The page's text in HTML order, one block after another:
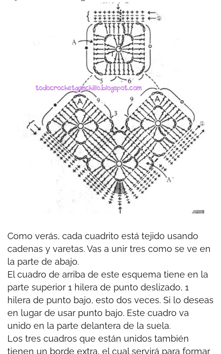
Como verás, cada cuadrito está tejido usando
cadenas y varetas. Vas a unir tres como se ve en
la parte de abajo.
El cuadro de arriba de este esquema tiene en la
parte superior 1 hilera de punto deslizado, 1
hilera de punto bajo, esto dos veces. Si lo deseas
en lugar de usar punto bajo. Este cuadro va
unido en la parte delantera de la suela.
Los tres cuadros que están unidos también
tienen un borde extra, el cual servirá para formar